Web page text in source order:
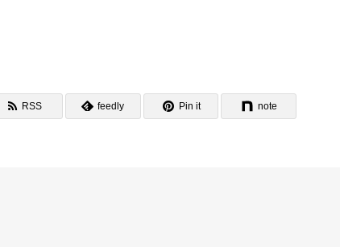
RSS feedly Pin it note